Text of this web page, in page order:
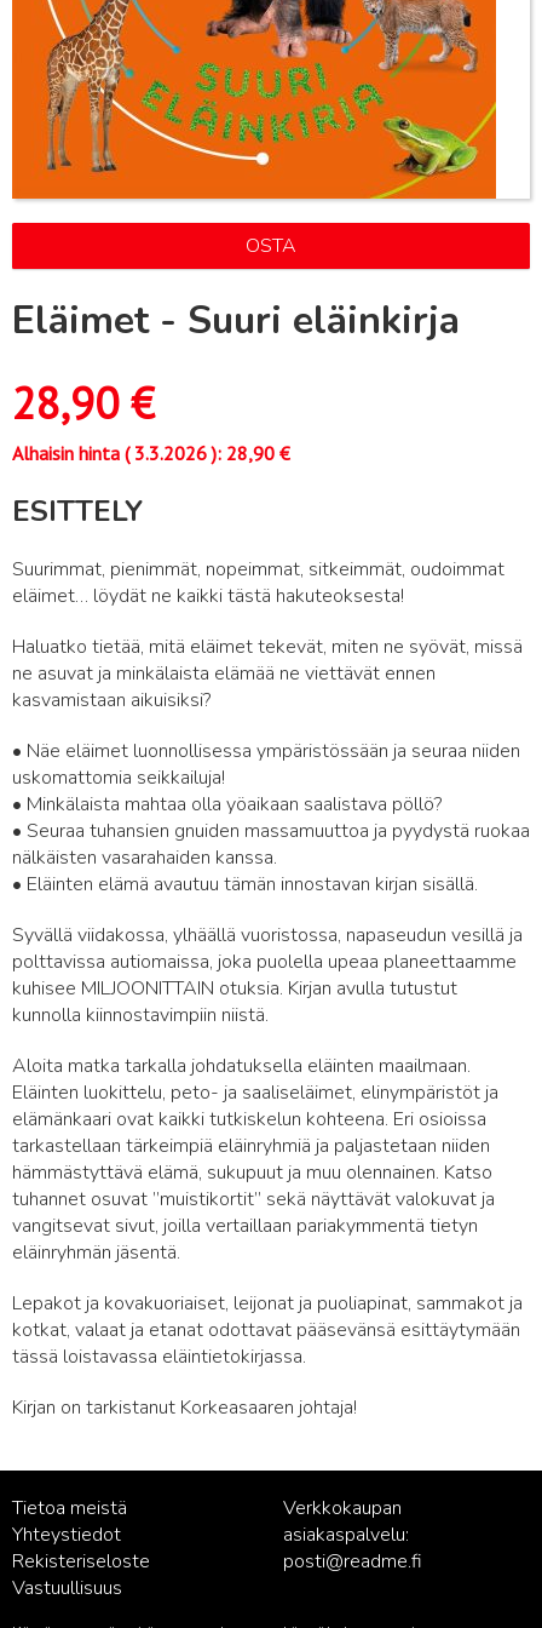
OSTA
Eläimet - Suuri eläinkirja
28,90€
Alhaisin hinta (3.3.2026): 28,90 €
ESITTELY
Suurimmat, pienimmät, nopeimmat, sitkeimmät, oudoimmat
eläimet… löydät ne kaikki tästä hakuteoksesta!
Haluatko tietää, mitä eläimet tekevät, miten ne syövät, missä
ne asuvat ja minkälaista elämää ne viettävät ennen
kasvamistaan aikuisiksi?
• Näe eläimet luonnollisessa ympäristössään ja seuraa niiden
uskomattomia seikkailuja!
• Minkälaista mahtaa olla yöaikaan saalistava pöllö?
• Seuraa tuhansien gnuiden massamuuttoa ja pyydystä ruokaa
nälkäisten vasarahaiden kanssa.
• Eläinten elämä avautuu tämän innostavan kirjan sisällä.
Syvällä viidakossa, ylhäällä vuoristossa, napaseudun vesillä ja
polttavissa autiomaissa, joka puolella upeaa planeettaamme
kuhisee MILJOONITTAIN otuksia. Kirjan avulla tutustut
kunnolla kiinnostavimpiin niistä.
Aloita matka tarkalla johdatuksella eläinten maailmaan.
Eläinten luokittelu, peto- ja saaliseläimet, elinympäristöt ja
elämänkaari ovat kaikki tutkiskelun kohteena. Eri osioissa
tarkastellaan tärkeimpiä eläinryhmiä ja paljastetaan niiden
hämmästyttävä elämä, sukupuut ja muu olennainen. Katso
tuhannet osuvat ”muistikortit” sekä näyttävät valokuvat ja
vangitsevat sivut, joilla vertaillaan pariakymmentä tietyn
eläinryhmän jäsentä.
Lepakot ja kovakuoriaiset, leijonat ja puoliapinat, sammakot ja
kotkat, valaat ja etanat odottavat pääsevänsä esittäytymään
tässä loistavassa eläintietokirjassa.
Kirjan on tarkistanut Korkeasaaren johtaja!
Tietoa meistä
Yhteystiedot
Rekisteriseloste
Vastuullisuus
Verkkokaupan
asiakaspalvelu:
posti@readme.fi